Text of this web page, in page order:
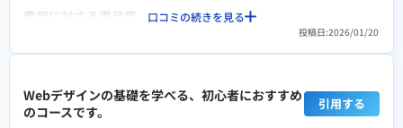
費用に対する満足度
目先の金額はやはり高いです。ですが、それだけリターンがあると思いました。実際仕
事だけでなく、個人的に動画編集をしたり素材作成もでき、ミームなどの流行りに乗れ
転職や就職/副業・独立サポートの満足度
口コミの続きを見る
投稿日:2026/01/20
Webデザインの基礎を学べる、初心者におすすめ
のコースです。
引用する